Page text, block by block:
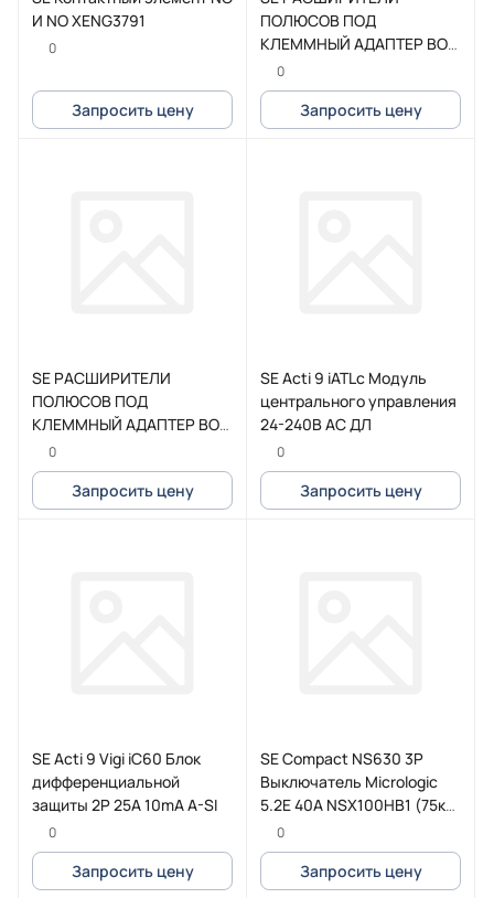
И NO XENG3791
0
Запросить цену
ПОЛЮСОВ ПОД
КЛЕММНЫЙ АДАПТЕР BOX
3P TeSys G115-225
0
Запросить цену
SE РАСШИРИТЕЛИ
ПОЛЮСОВ ПОД
КЛЕММНЫЙ АДАПТЕР BOX
3P TeSys G265-500
0
Запросить цену
SE Acti 9 iATLc Модуль
центрального управления
24-240В АС ДЛ
0
Запросить цену
SE Acti 9 Vigi iC60 Блок
дифференциальной
защиты 2P 25A 10mA A-SI
0
Запросить цену
SE Compact NS630 3P
Выключатель Micrologic
5.2E 40A NSX100HB1 (75кА
при 690B)
0
Запросить цену